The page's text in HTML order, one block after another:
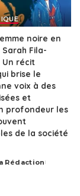
noire en
Fila-
Un récit
brise le
voix à des
et
profondeur les
de la société
Rédaction